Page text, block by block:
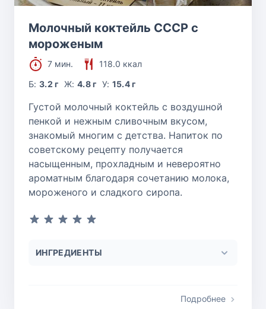
Молочный коктейль СССР с
мороженым
7 мин.
118.0 ккал
Б:3.2 г Ж: 4.8 г У: 15.4 г
Густой молочный коктейль с воздушной
пенкой и нежным сливочным вкусом,
знакомый многим с детства. Напиток по
советскому рецепту получается
насыщенным, прохладным и невероятно
ароматным благодаря сочетанию молока,
мороженого и сладкого сиропа.
ИНГРЕДИЕНТЫ
Подробнее